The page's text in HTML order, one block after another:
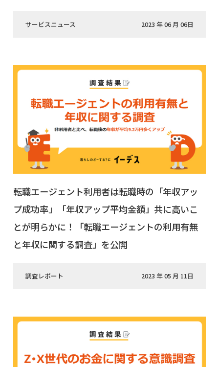
サービスニュース 2023 年 06 月 06日
転職エージェント利用者は転職時の「年収アッ
プ成功率」「年収アップ平均金額」共に高いこ
とが明らかに！「転職エージェントの利用有無
と年収に関する調査」を公開
調査レポート 2023 年 05 月 11日